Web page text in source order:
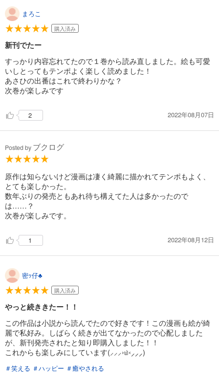
まろこ
購入済み
新刊でたー
すっかり内容忘れてたので１巻から読み直しました。絵も可愛
いしとってもテンポよく楽しく読めました！
あさひの出番はこれで終わりかな？
次巻が楽しみです
2 2022年08月07日
Posted by ブクログ
原作は知らないけど漫画は凄く綺麗に描かれてテンポもよく、
とても楽しかった。
数年ぶりの発売ともあれ待ち構えてた人は多かったので
は……？
次巻が楽しみです。
1 2022年08月12日
密ｯ仔♣️
購入済み
やっと続ききたー！！
この作品は小説から読んでたので好きです！この漫画も絵が綺
麗で私好み。しばらく続きが出てなかったので心配しました
が、新刊発売されたと知り即購入しました！！
これからも楽しみにしています(⸝⸝⸝›௰‹⸝⸝⸝)
＃笑える ＃ハッピー ＃癒やされる